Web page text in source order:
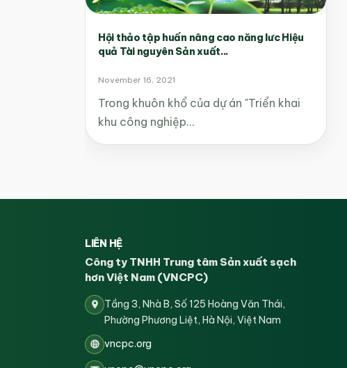
Hội thảo tập huấn nâng cao năng lưc Hiệu
quả Tài nguyên Sản xuất...
November 16, 2021
Trong khuôn khổ của dự án "Triển khai
khu công nghiệp…
LIÊN HỆ
Công ty TNHH Trung tâm Sản xuất sạch
hơn Việt Nam (VNCPC)
Tầng 3, Nhà B, Số 125 Hoàng Văn Thái,
Phường Phương Liệt, Hà Nội, Việt Nam
vncpc.org